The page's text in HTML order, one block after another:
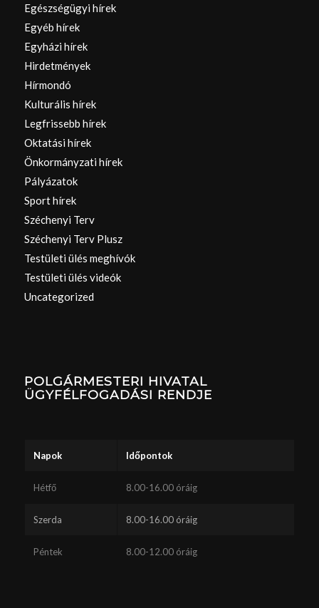
Egészségügyi hírek
Egyéb hírek
Egyházi hírek
Hirdetmények
Hírmondó
Kulturális hírek
Legfrissebb hírek
Oktatási hírek
Önkormányzati hírek
Pályázatok
Sport hírek
Széchenyi Terv
Széchenyi Terv Plusz
Testületi ülés meghívók
Testületi ülés videók
Uncategorized
POLGÁRMESTERI HIVATAL
ÜGYFÉLFOGADÁSI RENDJE
Napok Időpontok
Hétfő 8.00-16.00 óráig
Szerda 8.00-16.00 óráig
Péntek 8.00-12.00 óráig